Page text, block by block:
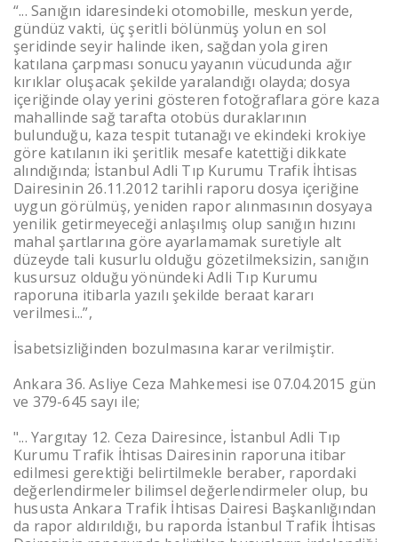
“... Sanığın idaresindeki otomobille, meskun yerde,
gündüz vakti, üç şeritli bölünmüş yolun en sol
şeridinde seyir halinde iken, sağdan yola giren
katılana çarpması sonucu yayanın vücudunda ağır
kırıklar oluşacak şekilde yaralandığı olayda; dosya
içeriğinde olay yerini gösteren fotoğraflara göre kaza
mahallinde sağ tarafta otobüs duraklarının
bulunduğu, kaza tespit tutanağı ve ekindeki krokiye
göre katılanın iki şeritlik mesafe katettiği dikkate
alındığında; İstanbul Adli Tıp Kurumu Trafik İhtisas
Dairesinin 26.11.2012 tarihli raporu dosya içeriğine
uygun görülmüş, yeniden rapor alınmasının dosyaya
yenilik getirmeyeceği anlaşılmış olup sanığın hızını
mahal şartlarına göre ayarlamamak suretiyle alt
düzeyde tali kusurlu olduğu gözetilmeksizin, sanığın
kusursuz olduğu yönündeki Adli Tıp Kurumu
raporuna itibarla yazılı şekilde beraat kararı
verilmesi...”,
İsabetsizliğinden bozulmasına karar verilmiştir.
Ankara 36. Asliye Ceza Mahkemesi ise 07.04.2015 gün
ve 379-645 sayı ile;
"... Yargıtay 12. Ceza Dairesince, İstanbul Adli Tıp
Kurumu Trafik İhtisas Dairesinin raporuna itibar
edilmesi gerektiği belirtilmekle beraber, rapordaki
değerlendirmeler bilimsel değerlendirmeler olup, bu
hususta Ankara Trafik İhtisas Dairesi Başkanlığından
da rapor aldırıldığı, bu raporda İstanbul Trafik İhtisas